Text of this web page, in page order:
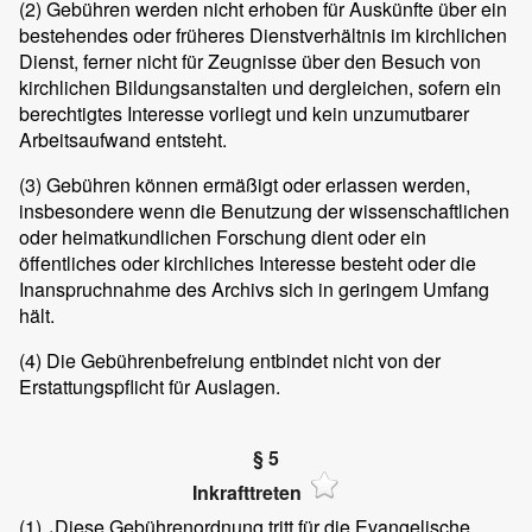
(2) Gebühren werden nicht erhoben für Auskünfte über ein
bestehendes oder früheres Dienstverhältnis im kirchlichen
Dienst, ferner nicht für Zeugnisse über den Besuch von
kirchlichen Bildungsanstalten und dergleichen, sofern ein
berechtigtes Interesse vorliegt und kein unzumutbarer
Arbeitsaufwand entsteht.
(3) Gebühren können ermäßigt oder erlassen werden,
insbesondere wenn die Benutzung der wissenschaftlichen
oder heimatkundlichen Forschung dient oder ein
öffentliches oder kirchliches Interesse besteht oder die
Inanspruchnahme des Archivs sich in geringem Umfang
hält.
(4) Die Gebührenbefreiung entbindet nicht von der
Erstattungspflicht für Auslagen.
§ 5
Inkrafttreten
(1) Diese Gebührenordnung tritt für die Evangelische